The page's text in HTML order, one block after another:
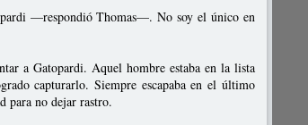
—respondió Thomas—. No soy el único en
a Gatopardi. Aquel hombre estaba en la lista
capturarlo. Siempre escapaba en el último
para no dejar rastro.